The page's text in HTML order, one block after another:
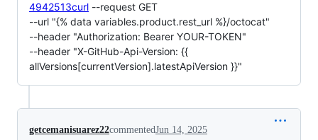
4942513curl --request GET
--url "{% data variables.product.rest_url %}/octocat"
--header "Authorization: Bearer YOUR-TOKEN"
--header "X-GitHub-Api-Version: {{
allVersions[currentVersion].latestApiVersion }}"
getcemanisuarez22commentedJun 14, 2025